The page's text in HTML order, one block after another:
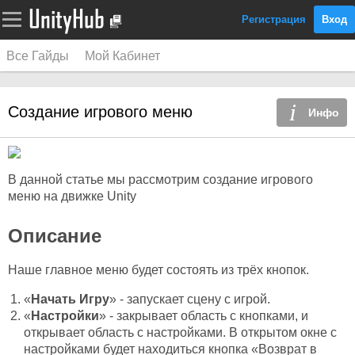
Регистрация Вход
Все Гайды Мой Кабинет
Инфо
Создание игрового меню
В данной статье мы рассмотрим создание игрового
меню на движке Unity
Описание
Наше главное меню будет состоять из трёх кнопок.
« Начать Игру» - запускает сцену с игрой.
« Настройки» - закрывает область с кнопками, и
открывает область с настройками. В открытом окне с
настройками будет находиться кнопка «Возврат в